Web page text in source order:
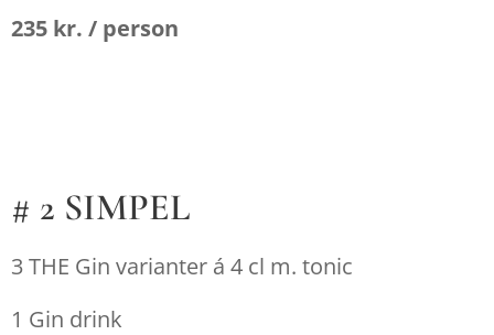
235 kr. / person
# 2 SIMPEL
3 THE Gin varianter á 4 cl m. tonic
1 Gin drink